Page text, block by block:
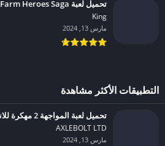
تحميل لعبة Farm Heroes Saga مهكرة للاندرويد 2024
King‏
مارس 13, 2024
التطبيقات الأكثر مشاهدة
تحميل لعبة المواجهة 2 مهكرة للاندرويد 2024
AXLEBOLT LTD‏
مارس 13, 2024